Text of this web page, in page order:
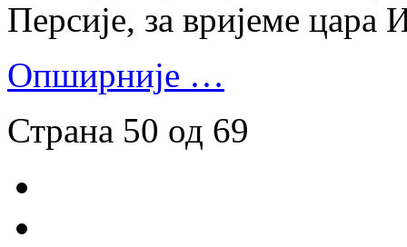
Персије, за вријеме цара
Опширније …
Страна 50 од 69